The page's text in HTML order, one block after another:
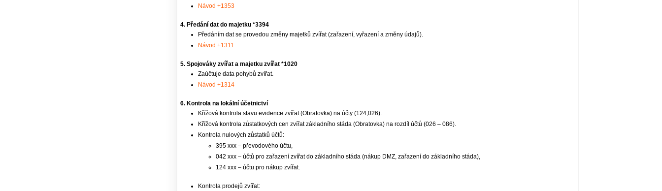
Návod +1353
4. Předání dat do majetku *3394
Předáním dat se provedou změny majetků zvířat (zařazení, vyřazení a změny údajů).
Návod +1311
5. Spojováky zvířat a majetku zvířat *1020
Zaúčtuje data pohybů zvířat.
Návod +1314
6. Kontrola na lokální účetnictví
Křížová kontrola stavu evidence zvířat (Obratovka) na účty (124,026).
Křížová kontrola zůstatkových cen zvířat základního stáda (Obratovka) na rozdíl účtů (026 – 086).
Kontrola nulových zůstatků účtů:
395 xxx – převodového účtu,
042 xxx – účtů pro zařazení zvířat do základního stáda (nákup DMZ, zařazení do základního stáda),
124 xxx – účtu pro nákup zvířat.
Kontrola prodejů zvířat: